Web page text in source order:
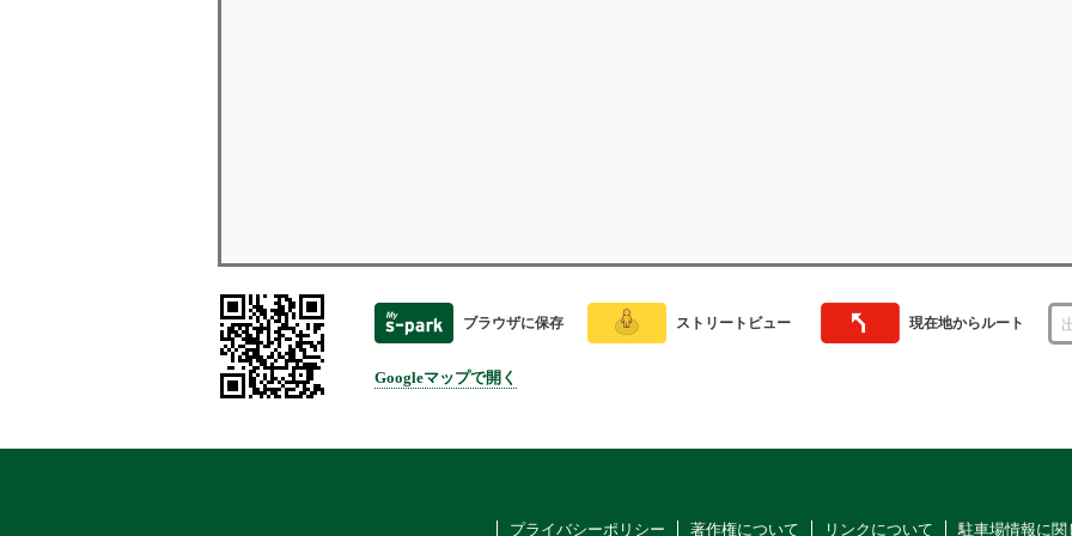
ブラウザに保存 ストリートビュー 現在地からルート
Googleマップで開く
プライバシーポリシー 著作権について リンクについて 駐車場情報に関